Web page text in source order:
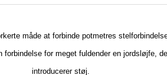
måde at forbinde potmetres
forbindelse for meget fuldender en jordsløjfe,
introducerer støj.